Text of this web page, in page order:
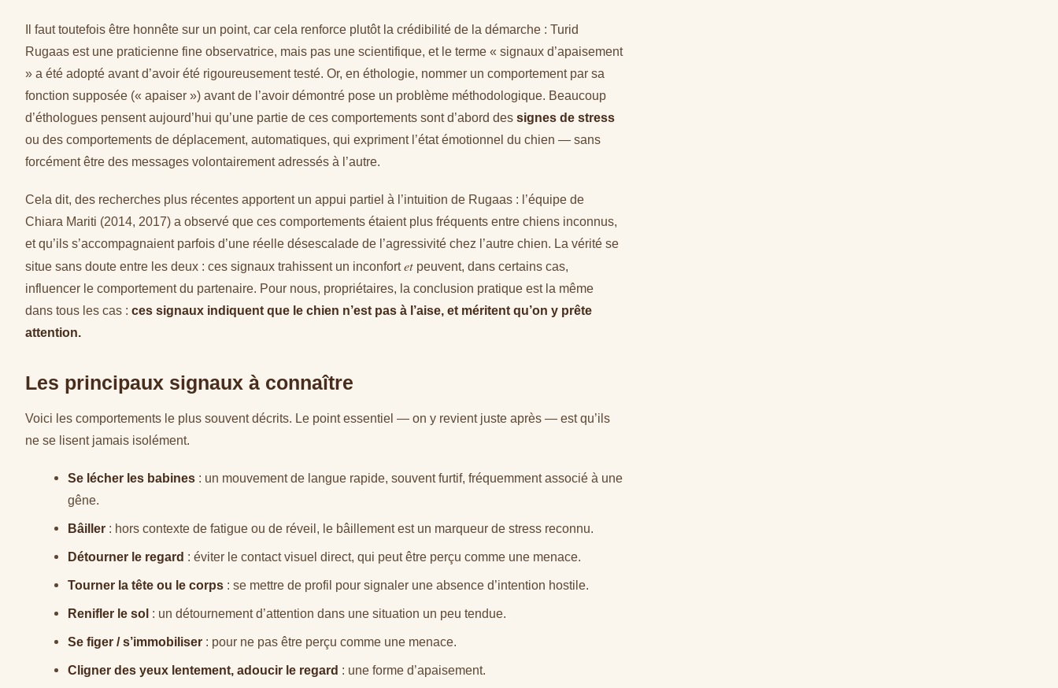
Il faut toutefois être honnête sur un point, car cela renforce plutôt la crédibilité de la démarche : Turid
Rugaas est une praticienne fine observatrice, mais pas une scientifique, et le terme « signaux d’apaisement
» a été adopté avant d’avoir été rigoureusement testé. Or, en éthologie, nommer un comportement par sa
fonction supposée (« apaiser ») avant de l’avoir démontré pose un problème méthodologique. Beaucoup
d’éthologues pensent aujourd’hui qu’une partie de ces comportements sont d’abord des signes de stress
ou des comportements de déplacement, automatiques, qui expriment l’état émotionnel du chien — sans
forcément être des messages volontairement adressés à l’autre.
Cela dit, des recherches plus récentes apportent un appui partiel à l’intuition de Rugaas : l’équipe de
Chiara Mariti (2014, 2017) a observé que ces comportements étaient plus fréquents entre chiens inconnus,
et qu’ils s’accompagnaient parfois d’une réelle désescalade de l’agressivité chez l’autre chien. La vérité se
situe sans doute entre les deux : ces signaux trahissent un inconfortet peuvent, dans certains cas,
influencer le comportement du partenaire. Pour nous, propriétaires, la conclusion pratique est la même
dans tous les cas : ces signaux indiquent que le chien n’est pas à l’aise, et méritent qu’on y prête
attention.
Les principaux signaux à connaître
Voici les comportements le plus souvent décrits. Le point essentiel — on y revient juste après — est qu’ils
ne se lisent jamais isolément.
Se lécher les babines : un mouvement de langue rapide, souvent furtif, fréquemment associé à une
gêne.
Bâiller : hors contexte de fatigue ou de réveil, le bâillement est un marqueur de stress reconnu.
Détourner le regard : éviter le contact visuel direct, qui peut être perçu comme une menace.
Tourner la tête ou le corps : se mettre de profil pour signaler une absence d’intention hostile.
Renifler le sol : un détournement d’attention dans une situation un peu tendue.
Se figer / s’immobiliser : pour ne pas être perçu comme une menace.
Cligner des yeux lentement, adoucir le regard : une forme d’apaisement.